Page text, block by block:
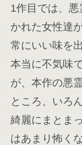
1作目では、
かれた女性達
常にいい味を
本当に不気味
が、本作の悪
ところ、いろ
綺麗にまとま
はあまり怖くな